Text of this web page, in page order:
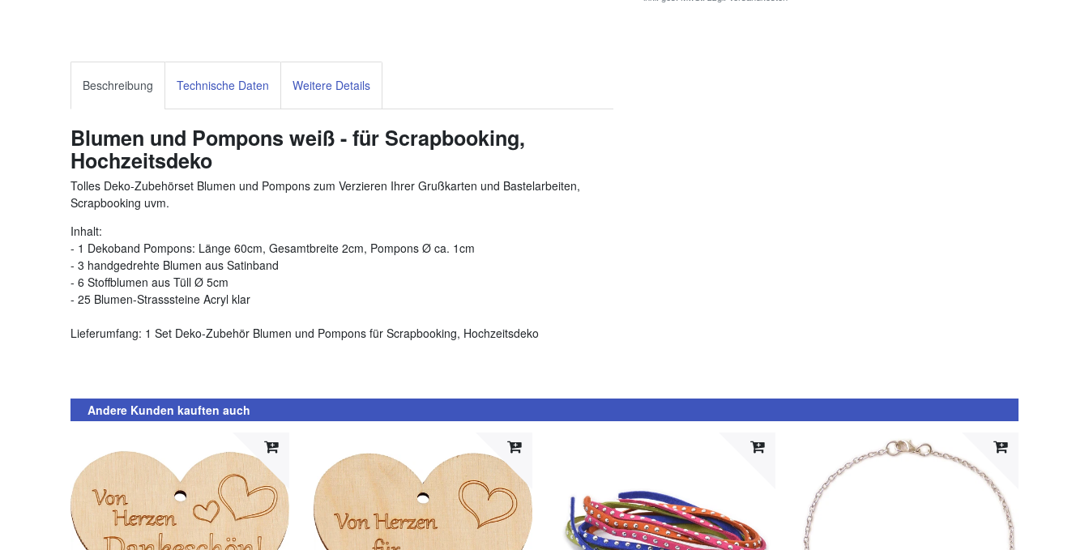
Beschreibung Technische Daten Weitere Details
Blumen und Pompons weiß - für Scrapbooking,
Hochzeitsdeko
Tolles Deko-Zubehörset Blumen und Pompons zum Verzieren Ihrer Grußkarten und Bastelarbeiten,
Scrapbooking uvm.
Inhalt:
- 1 Dekoband Pompons: Länge 60cm, Gesamtbreite 2cm, Pompons Ø ca. 1cm
- 3 handgedrehte Blumen aus Satinband
- 6 Stoffblumen aus Tüll Ø 5cm
- 25 Blumen-Strasssteine Acryl klar
Lieferumfang: 1 Set Deko-Zubehör Blumen und Pompons für Scrapbooking, Hochzeitsdeko
Andere Kunden kauften auch